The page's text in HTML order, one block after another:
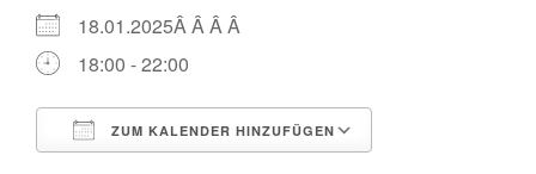
18.01.2025Â Â Â Â
18:00 - 22:00
ZUM KALENDER HINZUFÜGEN